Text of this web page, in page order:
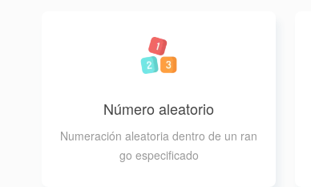
Número aleatorio
Numeración aleatoria dentro de un ran
go especificado